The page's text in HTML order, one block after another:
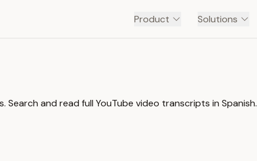
Product Solutions
and read full YouTube video transcripts in Spanish.